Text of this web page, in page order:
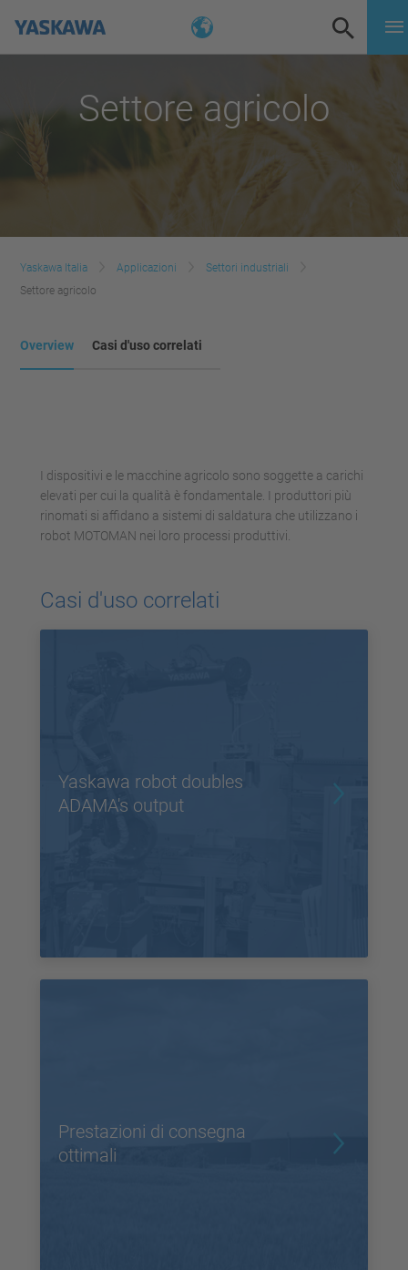
Settore agricolo
Yaskawa Italia Applicazioni
Settori industriali
Settore agricolo
Overview Casi d'uso correlati
I dispositivi e le macchine agricolo sono soggette a carichi
elevati per cui la qualità è fondamentale. I produttori più
rinomati si affidano a sistemi di saldatura che utilizzano i
robot MOTOMAN nei loro processi produttivi.
Casi d'uso correlati
Yaskawa robot doubles
ADAMA's output
Prestazioni di consegna
ottimali